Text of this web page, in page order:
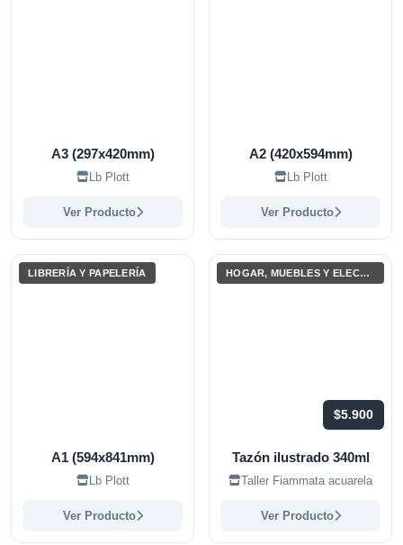
A3 (297x420mm)
Lb Plott
Ver Producto
A2 (420x594mm)
Lb Plott
Ver Producto
LIBRERÍA Y PAPELERÍA
A1 (594x841mm)
Lb Plott
Ver Producto
HOGAR, MUEBLES Y ELECTRODOMÉSTICOS
$5.900
Tazón ilustrado 340ml
Taller Fiammata acuarela
Ver Producto